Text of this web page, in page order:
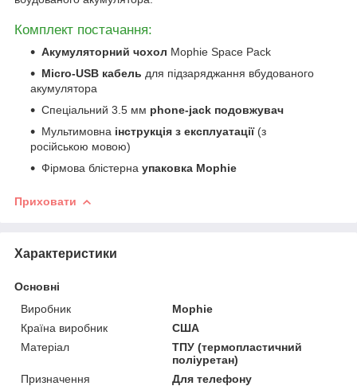
Комплект постачання:
Акумуляторний чохол Mophie Space Pack
Micro-USB кабель для підзаряджання вбудованого
акумулятора
Спеціальний 3.5 мм phone-jack подовжувач
Мультимовна інструкція з експлуатації(з
російською мовою)
Фірмова блістерна упаковка Mophie
Приховати
Характеристики
Основні
Виробник
Mophie
Країна виробник
США
Матеріал
ТПУ (термопластичний
поліуретан)
Призначення
Для телефону